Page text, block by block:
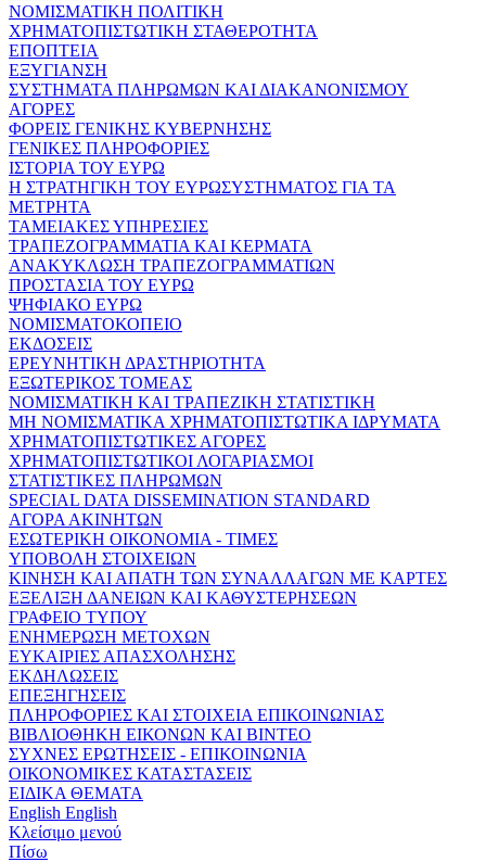
ΝΟΜΙΣΜΑΤΙΚΗ ΠΟΛΙΤΙΚΗ
ΧΡΗΜΑΤΟΠΙΣΤΩΤΙΚΗ ΣΤΑΘΕΡΟΤΗΤΑ
ΕΠΟΠΤΕΙΑ
ΕΞΥΓΙΑΝΣΗ
ΣΥΣΤΗΜΑΤΑ ΠΛΗΡΩΜΩΝ ΚΑΙ ΔΙΑΚΑΝΟΝΙΣΜΟΥ
ΑΓΟΡΕΣ
ΦΟΡΕΙΣ ΓΕΝΙΚΗΣ ΚΥΒΕΡΝΗΣΗΣ
ΓΕΝΙΚΕΣ ΠΛΗΡΟΦΟΡΙΕΣ
ΙΣΤΟΡΙΑ ΤΟΥ ΕΥΡΩ
Η ΣΤΡΑΤΗΓΙΚΗ ΤΟΥ ΕΥΡΩΣΥΣΤΗΜΑΤΟΣ ΓΙΑ ΤΑ
ΜΕΤΡΗΤΑ
ΤΑΜΕΙΑΚΕΣ ΥΠΗΡΕΣΙΕΣ
ΤΡΑΠΕΖΟΓΡΑΜΜΑΤΙΑ ΚΑΙ ΚΕΡΜΑΤΑ
ΑΝΑΚΥΚΛΩΣΗ ΤΡΑΠΕΖΟΓΡΑΜΜΑΤΙΩΝ
ΠΡΟΣΤΑΣΙΑ ΤΟΥ ΕΥΡΩ
ΨΗΦΙΑΚΟ ΕΥΡΩ
ΝΟΜΙΣΜΑΤΟΚΟΠΕΙΟ
ΕΚΔΟΣΕΙΣ
ΕΡΕΥΝΗΤΙΚΗ ΔΡΑΣΤΗΡΙΟΤΗΤΑ
ΕΞΩΤΕΡΙΚΟΣ ΤΟΜΕΑΣ
ΝΟΜΙΣΜΑΤΙΚΗ ΚΑΙ ΤΡΑΠΕΖΙΚΗ ΣΤΑΤΙΣΤΙΚΗ
ΜΗ ΝΟΜΙΣΜΑΤΙΚΑ ΧΡΗΜΑΤΟΠΙΣΤΩΤΙΚΑ ΙΔΡΥΜΑΤΑ
ΧΡΗΜΑΤΟΠΙΣΤΩΤΙΚΕΣ ΑΓΟΡΕΣ
ΧΡΗΜΑΤΟΠΙΣΤΩΤΙΚΟΙ ΛΟΓΑΡΙΑΣΜΟΙ
ΣΤΑΤΙΣΤΙΚΕΣ ΠΛΗΡΩΜΩΝ
SPECIAL DATA DISSEMINATION STANDARD
ΑΓΟΡΑ ΑΚΙΝΗΤΩΝ
ΕΣΩΤΕΡΙΚΗ ΟΙΚΟΝΟΜΙΑ - ΤΙΜΕΣ
ΥΠΟΒΟΛΗ ΣΤΟΙΧΕΙΩΝ
ΚΙΝΗΣΗ ΚΑΙ ΑΠΑΤΗ ΤΩΝ ΣΥΝΑΛΛΑΓΩΝ ΜΕ ΚΑΡΤΕΣ
ΕΞΕΛΙΞΗ ΔΑΝΕΙΩΝ ΚΑΙ ΚΑΘΥΣΤΕΡΗΣΕΩΝ
ΓΡΑΦΕΙΟ ΤΥΠΟΥ
ΕΝΗΜΕΡΩΣΗ ΜΕΤΟΧΩΝ
ΕΥΚΑΙΡΙΕΣ ΑΠΑΣΧΟΛΗΣΗΣ
ΕΚΔΗΛΩΣΕΙΣ
ΕΠΕΞΗΓΗΣΕΙΣ
ΠΛΗΡΟΦΟΡΙΕΣ ΚΑΙ ΣΤΟΙΧΕΙΑ ΕΠΙΚΟΙΝΩΝΙΑΣ
ΒΙΒΛΙΟΘΗΚΗ ΕΙΚΟΝΩΝ ΚΑΙ ΒΙΝΤΕΟ
ΣΥΧΝΕΣ ΕΡΩΤΗΣΕΙΣ - ΕΠΙΚΟΙΝΩΝΙΑ
ΟΙΚΟΝΟΜΙΚΕΣ ΚΑΤΑΣΤΑΣΕΙΣ
ΕΙΔΙΚΑ ΘΕΜΑΤΑ
English English
Κλείσιμο μενού
Πίσω